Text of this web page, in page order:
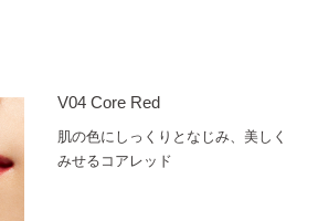
V04 Core Red
肌の色にしっくりとなじみ、美しく
みせるコアレッド